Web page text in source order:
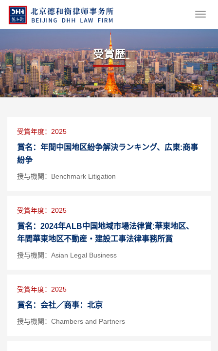
受賞歴
受賞年度：2025
賞名：年間中国地区紛争解決ランキング、広東:商事
紛争
授与機関：Benchmark Litigation
受賞年度：2025
賞名：2024年ALB中国地域市場法律賞:華東地区、
年間華東地区不動産・建設工事法律事務所賞
授与機関：Asian Legal Business
受賞年度：2025
賞名：会社／商事：北京
授与機関：Chambers and Partners